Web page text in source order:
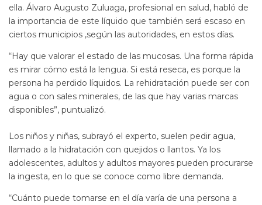
ella. Álvaro Augusto Zuluaga, profesional en salud, habló de
la importancia de este líquido que también será escaso en
ciertos municipios ,según las autoridades, en estos días.
“Hay que valorar el estado de las mucosas. Una forma rápida
es mirar cómo está la lengua. Si está reseca, es porque la
persona ha perdido líquidos. La rehidratación puede ser con
agua o con sales minerales, de las que hay varias marcas
disponibles”, puntualizó.
Los niños y niñas, subrayó el experto, suelen pedir agua,
llamado a la hidratación con quejidos o llantos. Ya los
adolescentes, adultos y adultos mayores pueden procurarse
la ingesta, en lo que se conoce como libre demanda.
“Cuánto puede tomarse en el día varía de una persona a